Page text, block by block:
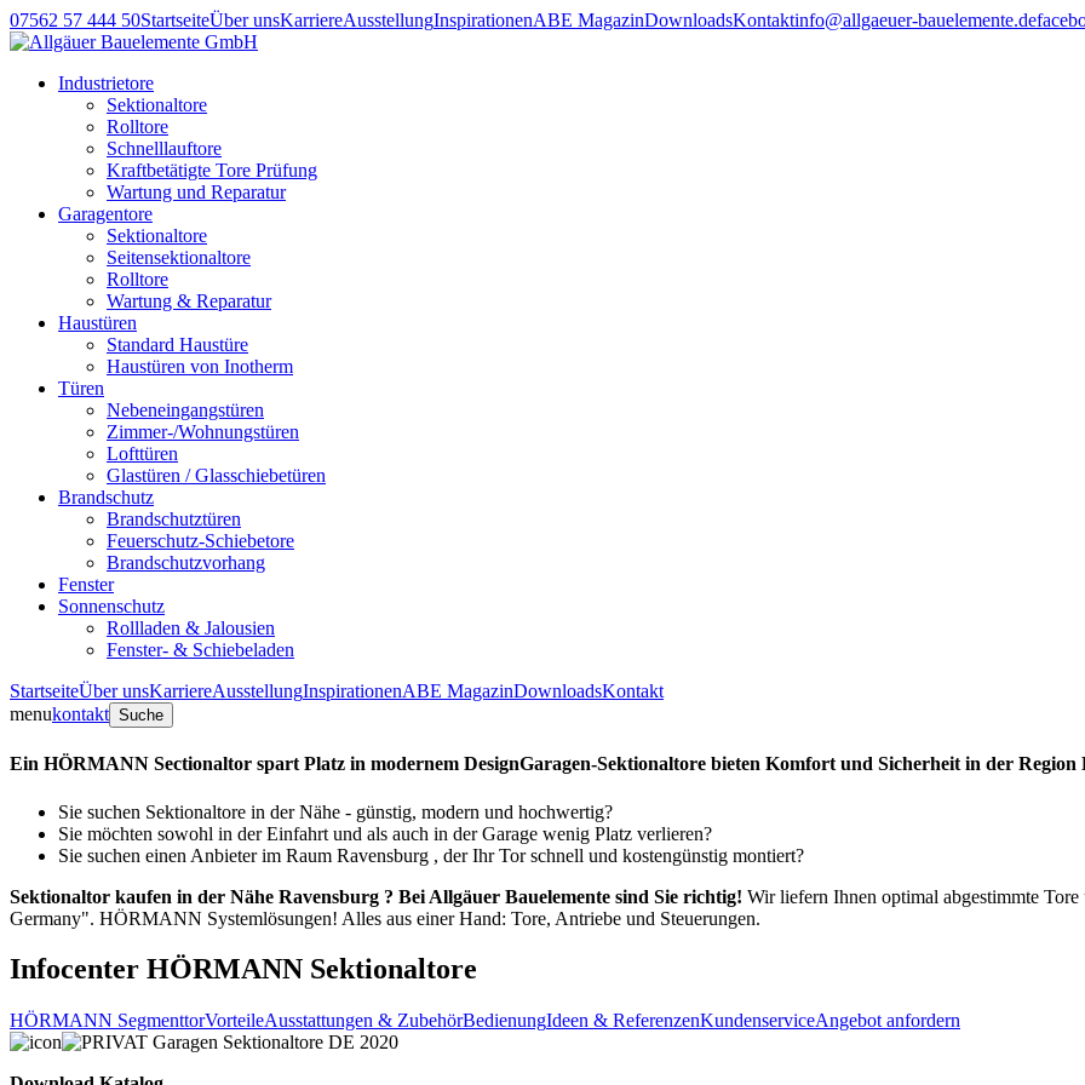
07562 57 444 50StartseiteÜber unsKarriereAusstellungInspirationenABE MagazinDownloadsKontaktinfo@allgaeuer-bauelemente.de
Industrietore
Sektionaltore
Rolltore
Schnelllauftore
Kraftbetätigte Tore Prüfung
Wartung und Reparatur
Garagentore
Sektionaltore
Seitensektionaltore
Rolltore
Wartung & Reparatur
Haustüren
Standard Haustüre
Haustüren von Inotherm
Türen
Nebeneingangstüren
Zimmer-/Wohnungstüren
Lofttüren
Glastüren / Glasschiebetüren
Brandschutz
Brandschutztüren
Feuerschutz-Schiebetore
Brandschutzvorhang
Fenster
Sonnenschutz
Rollladen & Jalousien
Fenster- & Schiebeladen
StartseiteÜber unsKarriereAusstellungInspirationenABE MagazinDownloadsKontakt
menukontakt Suche
Ein HÖRMANN Sectionaltor spart Platz in modernem DesignGaragen-Sektionaltore bieten Komfort und Sicherheit in der Region
Sie suchen Sektionaltore in der Nähe - günstig, modern und hochwertig?
Sie möchten sowohl in der Einfahrt und als auch in der Garage wenig Platz verlieren?
Sie suchen einen Anbieter im Raum Ravensburg , der Ihr Tor schnell und kostengünstig montiert?
Sektionaltor kaufen in der Nähe Ravensburg ? Bei Allgäuer Bauelemente sind Sie richtig! Wir liefern Ihnen optimal abgestimmte
Germany". HÖRMANN Systemlösungen! Alles aus einer Hand: Tore, Antriebe und Steuerungen.
Infocenter HÖRMANN Sektionaltore
HÖRMANN SegmenttorVorteileAusstattungen & ZubehörBedienungIdeen & ReferenzenKundenserviceAngebot anfordern